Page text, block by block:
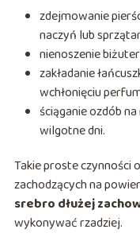
zdejmowanie
naczyń lub
nienoszenie
zakładanie
wchłonięciu
ściąganie ozdób
wilgotne dni.
Takie proste czynności
zachodzących na
srebro dłużej
wykonywać rzadziej.